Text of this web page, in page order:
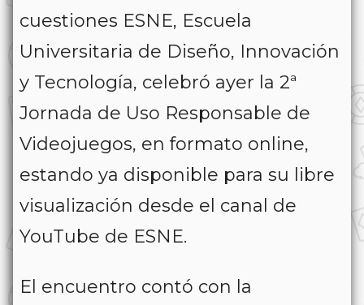
cuestiones ESNE, Escuela
Universitaria de Diseño, Innovación
y Tecnología, celebró ayer la 2ª
Jornada de Uso Responsable de
Videojuegos, en formato online,
estando ya disponible para su libre
visualización desde el canal de
YouTube de ESNE.
El encuentro contó con la